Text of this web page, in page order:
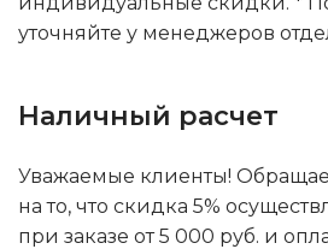
уточняйте у менеджеров
Наличный расчет
Уважаемые клиенты!
на то, что скидка 5%
при заказе от 5 000 руб. и